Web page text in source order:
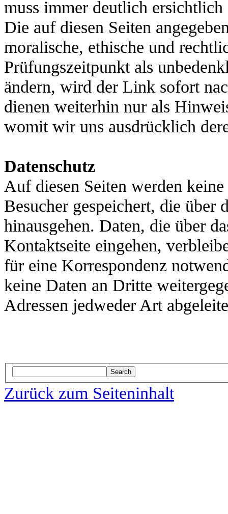
muss immer deutlich ersichtlich
Die auf diesen Seiten
moralische, ethische und
Prüfungszeitpunkt als
ändern, wird der Link sofort
dienen weiterhin nur als
womit wir uns ausdrücklich
Datenschutz
Auf diesen Seiten werden
Besucher gespeichert, die
hinausgehen. Daten, die über
Kontaktseite eingehen,
für eine Korrespondenz
keine Daten an Dritte
Adressen jedweder Art
Search
Zurück zum Seiteninhalt